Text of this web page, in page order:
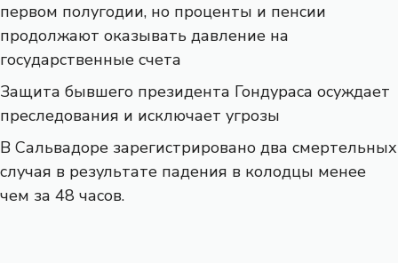
первом полугодии, но проценты и пенсии
продолжают оказывать давление на
государственные счета
Защита бывшего президента Гондураса осуждает
преследования и исключает угрозы
В Сальвадоре зарегистрировано два смертельных
случая в результате падения в колодцы менее
чем за 48 часов.